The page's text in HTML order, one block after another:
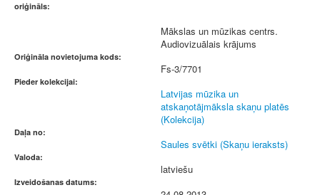
oriģināls:
Mākslas un mūzikas centrs.
Audiovizuālais krājums
Oriģināla novietojuma kods:
Fs-3/7701
Pieder kolekcijai:
Latvijas mūzika un
atskaņotājmāksla skaņu platēs
(Kolekcija)
Daļa no:
Saules svētki (Skaņu ieraksts)
Valoda:
latviešu
Izveidošanas datums: